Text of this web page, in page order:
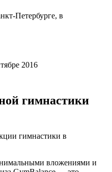
Петербурге, в
2016
гимнастики
гимнастики в
вложениями и